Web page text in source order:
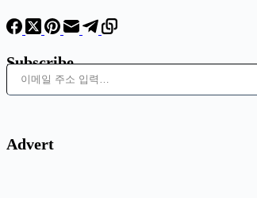
Subscribe
이메일 주소 입력…
Advert